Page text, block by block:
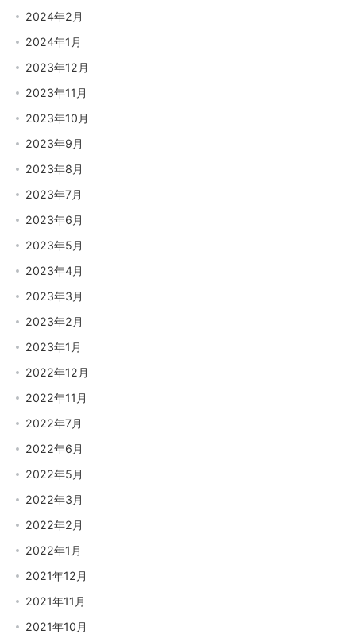
2024年2月
2024年1月
2023年12月
2023年11月
2023年10月
2023年9月
2023年8月
2023年7月
2023年6月
2023年5月
2023年4月
2023年3月
2023年2月
2023年1月
2022年12月
2022年11月
2022年7月
2022年6月
2022年5月
2022年3月
2022年2月
2022年1月
2021年12月
2021年11月
2021年10月